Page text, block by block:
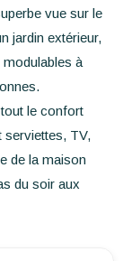
vue sur le
jardin extérieur,
modulables à
le confort
serviettes, TV,
de la maison
du soir aux